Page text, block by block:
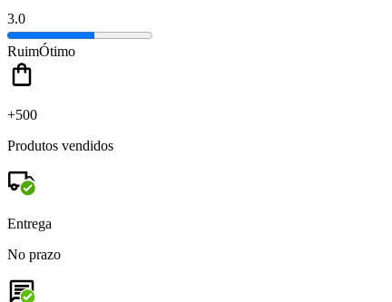
3.0
RuimÓtimo
+500
Produtos vendidos
Entrega
No prazo